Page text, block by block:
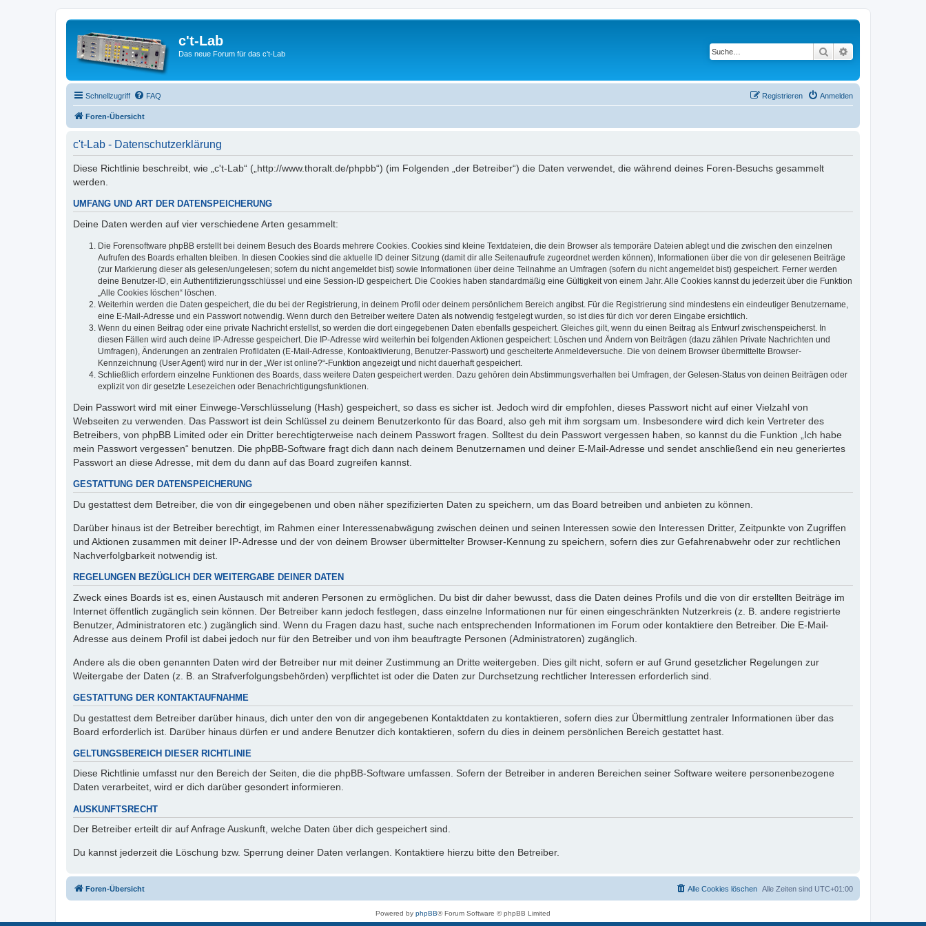
c't-Lab
Das neue Forum für das c't-Lab Suche
Schnellzugriff FAQ Anmelden
Registrieren
Foren-Übersicht
c't-Lab - Datenschutzerklärung
Diese Richtlinie beschreibt, wie „c't-Lab“ („http://www.thoralt.de/phpbb“) (im Folgenden „der Betreiber“) die Daten verwendet, die während deines Foren-Besuchs gesammelt
werden.
UMFANG UND ART DER DATENSPEICHERUNG
Deine Daten werden auf vier verschiedene Arten gesammelt:
Die Forensoftware phpBB erstellt bei deinem Besuch des Boards mehrere Cookies. Cookies sind kleine Textdateien, die dein Browser als temporäre Dateien ablegt und die zwischen den einzelnen
Aufrufen des Boards erhalten bleiben. In diesen Cookies sind die aktuelle ID deiner Sitzung (damit dir alle Seitenaufrufe zugeordnet werden können), Informationen über die von dir gelesenen Beiträge
(zur Markierung dieser als gelesen/ungelesen; sofern du nicht angemeldet bist) sowie Informationen über deine Teilnahme an Umfragen (sofern du nicht angemeldet bist) gespeichert. Ferner werden
deine Benutzer-ID, ein Authentifizierungsschlüssel und eine Session-ID gespeichert. Die Cookies haben standardmäßig eine Gültigkeit von einem Jahr. Alle Cookies kannst du jederzeit über die Funktion
„Alle Cookies löschen“ löschen.
Weiterhin werden die Daten gespeichert, die du bei der Registrierung, in deinem Profil oder deinem persönlichem Bereich angibst. Für die Registrierung sind mindestens ein eindeutiger Benutzername,
eine E-Mail-Adresse und ein Passwort notwendig. Wenn durch den Betreiber weitere Daten als notwendig festgelegt wurden, so ist dies für dich vor deren Eingabe ersichtlich.
Wenn du einen Beitrag oder eine private Nachricht erstellst, so werden die dort eingegebenen Daten ebenfalls gespeichert. Gleiches gilt, wenn du einen Beitrag als Entwurf zwischenspeicherst. In
diesen Fällen wird auch deine IP-Adresse gespeichert. Die IP-Adresse wird weiterhin bei folgenden Aktionen gespeichert: Löschen und Ändern von Beiträgen (dazu zählen Private Nachrichten und
Umfragen), Änderungen an zentralen Profildaten (E-Mail-Adresse, Kontoaktivierung, Benutzer-Passwort) und gescheiterte Anmeldeversuche. Die von deinem Browser übermittelte Browser-
Kennzeichnung (User Agent) wird nur in der „Wer ist online?“-Funktion angezeigt und nicht dauerhaft gespeichert.
Schließlich erfordern einzelne Funktionen des Boards, dass weitere Daten gespeichert werden. Dazu gehören dein Abstimmungsverhalten bei Umfragen, der Gelesen-Status von deinen Beiträgen oder
explizit von dir gesetzte Lesezeichen oder Benachrichtigungsfunktionen.
Dein Passwort wird mit einer Einwege-Verschlüsselung (Hash) gespeichert, so dass es sicher ist. Jedoch wird dir empfohlen, dieses Passwort nicht auf einer Vielzahl von
Webseiten zu verwenden. Das Passwort ist dein Schlüssel zu deinem Benutzerkonto für das Board, also geh mit ihm sorgsam um. Insbesondere wird dich kein Vertreter des
Betreibers, von phpBB Limited oder ein Dritter berechtigterweise nach deinem Passwort fragen. Solltest du dein Passwort vergessen haben, so kannst du die Funktion „Ich habe
mein Passwort vergessen“ benutzen. Die phpBB-Software fragt dich dann nach deinem Benutzernamen und deiner E-Mail-Adresse und sendet anschließend ein neu generiertes
Passwort an diese Adresse, mit dem du dann auf das Board zugreifen kannst.
GESTATTUNG DER DATENSPEICHERUNG
Du gestattest dem Betreiber, die von dir eingegebenen und oben näher spezifizierten Daten zu speichern, um das Board betreiben und anbieten zu können.
Darüber hinaus ist der Betreiber berechtigt, im Rahmen einer Interessenabwägung zwischen deinen und seinen Interessen sowie den Interessen Dritter, Zeitpunkte von Zugriffen
und Aktionen zusammen mit deiner IP-Adresse und der von deinem Browser übermittelter Browser-Kennung zu speichern, sofern dies zur Gefahrenabwehr oder zur rechtlichen
Nachverfolgbarkeit notwendig ist.
REGELUNGEN BEZÜGLICH DER WEITERGABE DEINER DATEN
Zweck eines Boards ist es, einen Austausch mit anderen Personen zu ermöglichen. Du bist dir daher bewusst, dass die Daten deines Profils und die von dir erstellten Beiträge im
Internet öffentlich zugänglich sein können. Der Betreiber kann jedoch festlegen, dass einzelne Informationen nur für einen eingeschränkten Nutzerkreis (z. B. andere registrierte
Benutzer, Administratoren etc.) zugänglich sind. Wenn du Fragen dazu hast, suche nach entsprechenden Informationen im Forum oder kontaktiere den Betreiber. Die E-Mail-
Adresse aus deinem Profil ist dabei jedoch nur für den Betreiber und von ihm beauftragte Personen (Administratoren) zugänglich.
Andere als die oben genannten Daten wird der Betreiber nur mit deiner Zustimmung an Dritte weitergeben. Dies gilt nicht, sofern er auf Grund gesetzlicher Regelungen zur
Weitergabe der Daten (z. B. an Strafverfolgungsbehörden) verpflichtet ist oder die Daten zur Durchsetzung rechtlicher Interessen erforderlich sind.
GESTATTUNG DER KONTAKTAUFNAHME
Du gestattest dem Betreiber darüber hinaus, dich unter den von dir angegebenen Kontaktdaten zu kontaktieren, sofern dies zur Übermittlung zentraler Informationen über das
Board erforderlich ist. Darüber hinaus dürfen er und andere Benutzer dich kontaktieren, sofern du dies in deinem persönlichen Bereich gestattet hast.
GELTUNGSBEREICH DIESER RICHTLINIE
Diese Richtlinie umfasst nur den Bereich der Seiten, die die phpBB-Software umfassen. Sofern der Betreiber in anderen Bereichen seiner Software weitere personenbezogene
Daten verarbeitet, wird er dich darüber gesondert informieren.
AUSKUNFTSRECHT
Der Betreiber erteilt dir auf Anfrage Auskunft, welche Daten über dich gespeichert sind.
Du kannst jederzeit die Löschung bzw. Sperrung deiner Daten verlangen. Kontaktiere hierzu bitte den Betreiber.
Foren-Übersicht Alle Zeiten sind UTC+01:00
Alle Cookies löschen
Powered by phpBB® Forum Software © phpBB Limited